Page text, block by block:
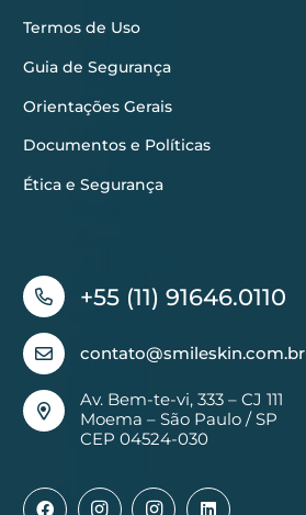
Termos de Uso
Guia de Segurança
Orientações Gerais
Documentos e Políticas
Ética e Segurança
+55 (11) 91646.0110
contato@smileskin.com.br
Av. Bem-te-vi, 333 – CJ 111
Moema – São Paulo / SP
CEP 04524-030